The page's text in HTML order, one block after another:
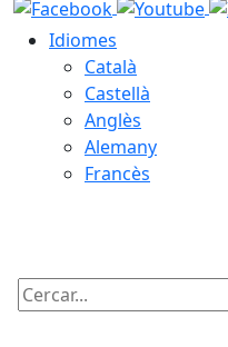
Idiomes
Català
Castellà
Anglès
Alemany
Francès
Cercar: